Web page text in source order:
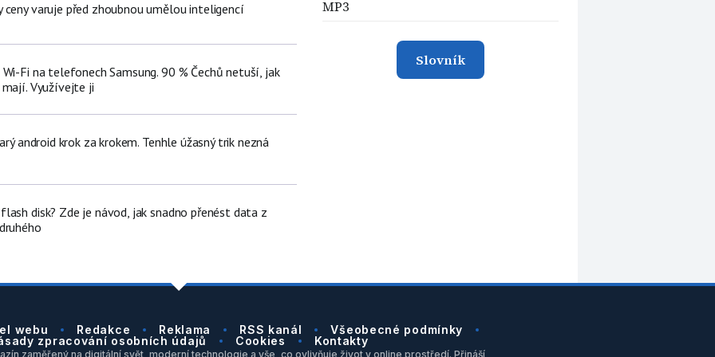
varuje před zhoubnou umělou inteligencí
Fi na telefonech Samsung. 90 % Čechů netuší, jak
Využívejte ji
android krok za krokem. Tenhle úžasný trik nezná
disk? Zde je návod, jak snadno přenést data z
MP3
Slovník
webu Redakce Reklama RSS kanál
Všeobecné podmínky
zpracování osobních údajů
Cookies Kontakty
zaměřený na digitální svět, moderní technologie a vše, co ovlivňuje život v online prostředí. Přináší